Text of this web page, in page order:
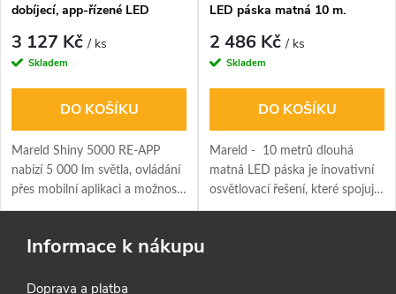
dobíjecí, app‑řízené LED
3 127 Kč/ ks
Skladem
DO KOŠÍKU
Mareld Shiny 5000 RE‑APP
nabízí 5 000 lm světla, ovládání
přes mobilní aplikaci a možnost
sjednoceného řízení až 100
náročné profíky i staveniště.
LED páska matná 10 m.
2 486 Kč/ ks
Skladem
DO KOŠÍKU
Mareld - 10 metrů dlouhá
matná LED páska je inovativní
osvětlovací řešení, které spojuje
vynikající výkon s bezpečností a
Informace k nákupu
Doprava a platba